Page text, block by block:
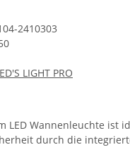
2410303
LIGHT PRO
LED Wannenleuchte ist
durch die